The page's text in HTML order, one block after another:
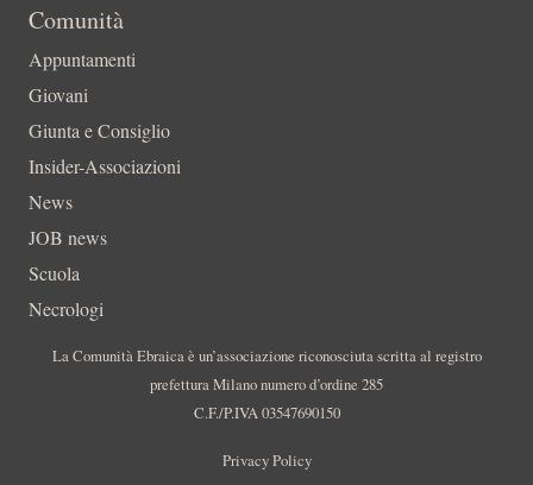
Comunità
Appuntamenti
Giovani
Giunta e Consiglio
Insider-Associazioni
News
JOB news
Scuola
Necrologi
La Comunità Ebraica è un’associazione riconosciuta scritta al registro
prefettura Milano numero d’ordine 285
C.F./P.IVA 03547690150
Privacy Policy